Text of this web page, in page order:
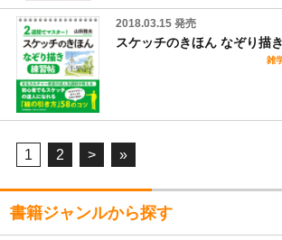
2018.03.15 発売
スケッチのきほん なぞり描
雑
1 2 > »
書籍ジャンルから探す